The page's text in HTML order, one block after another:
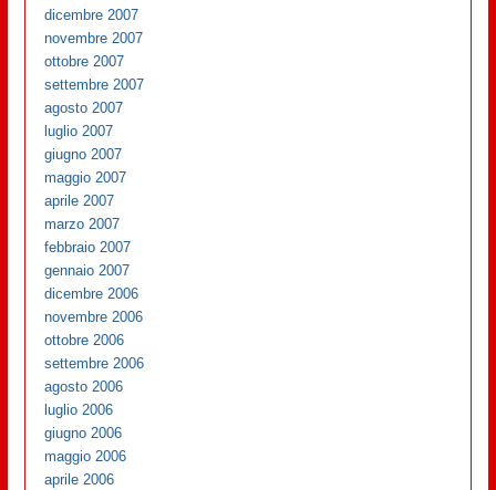
dicembre 2007
novembre 2007
ottobre 2007
settembre 2007
agosto 2007
luglio 2007
giugno 2007
maggio 2007
aprile 2007
marzo 2007
febbraio 2007
gennaio 2007
dicembre 2006
novembre 2006
ottobre 2006
settembre 2006
agosto 2006
luglio 2006
giugno 2006
maggio 2006
aprile 2006